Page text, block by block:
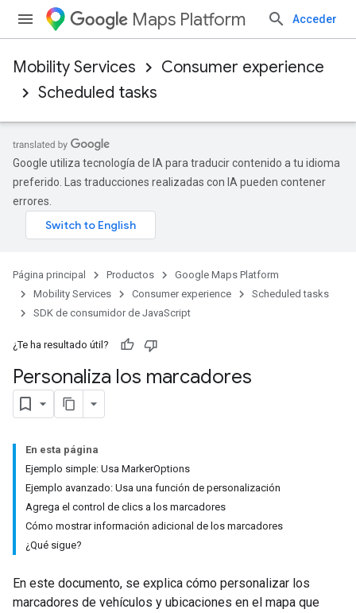
Maps Platform Acceder
Mobility Services
Consumer experience
Scheduled tasks
Google utiliza tecnología de IA para traducir contenido a tu idioma
preferido. Las traducciones realizadas con IA pueden contener
errores.
Página principal Productos
Google Maps Platform
Mobility Services
Consumer experience
Scheduled tasks
SDK de consumidor de JavaScript
¿Te ha resultado útil?
Personaliza los marcadores
En esta página
Ejemplo simple: Usa MarkerOptions
Ejemplo avanzado: Usa una función de personalización
Agrega el control de clics a los marcadores
Cómo mostrar información adicional de los marcadores
¿Qué sigue?
En este documento, se explica cómo personalizar los
marcadores de vehículos y ubicaciones en el mapa que